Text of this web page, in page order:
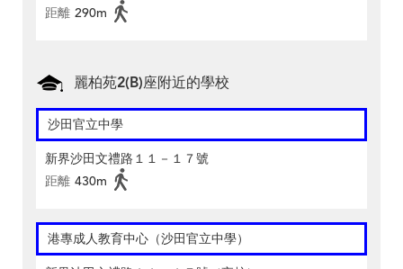
距離 290m
麗柏苑2(B)座附近的學校
沙田官立中學
新界沙田文禮路１１－１７號
距離 430m
港專成人教育中心（沙田官立中學）